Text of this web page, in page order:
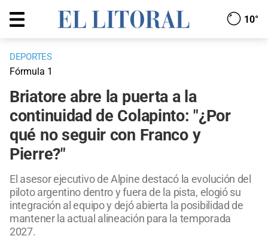
10°
DEPORTES
Fórmula 1
Briatore abre la puerta a la
continuidad de Colapinto: "¿Por
qué no seguir con Franco y
Pierre?"
El asesor ejecutivo de Alpine destacó la evolución del
piloto argentino dentro y fuera de la pista, elogió su
integración al equipo y dejó abierta la posibilidad de
mantener la actual alineación para la temporada
2027.